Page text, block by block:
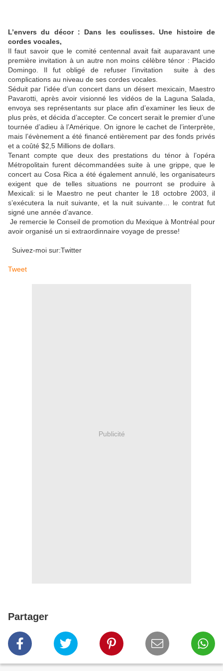
L’envers du décor : Dans les coulisses. Une histoire de
cordes vocales,
Il faut savoir que le comité centennal avait fait auparavant une
première invitation à un autre non moins célèbre ténor : Placido
Domingo. Il fut obligé de refuser l’invitation suite à des
complications au niveau de ses cordes vocales.
Séduit par l’idée d’un concert dans un désert mexicain, Maestro
Pavarotti, après avoir visionné les vidéos de la Laguna Salada,
envoya ses représentants sur place afin d’examiner les lieux de
plus près, et décida d’accepter. Ce concert serait le premier d’une
tournée d’adieu à l’Amérique. On ignore le cachet de l’interprète,
mais l’évènement a été financé entièrement par des fonds privés
et a coûté $2,5 Millions de dollars.
Tenant compte que deux des prestations du ténor à l’opéra
Métropolitain furent décommandées suite à une grippe, que le
concert au Cosa Rica a été également annulé, les organisateurs
exigent que de telles situations ne pourront se produire à
Mexicali: si le Maestro ne peut chanter le 18 octobre 2003, il
s’exécutera la nuit suivante, et la nuit suivante… le contrat fut
signé une année d’avance.
Je remercie le Conseil de promotion du Mexique à Montréal pour
avoir organisé un si extraordinnaire voyage de presse!
Suivez-moi sur:Twitter
Tweet
Publicité
Partager